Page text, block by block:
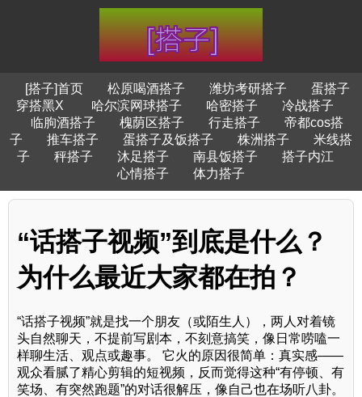
[搭子]首页 松原喝酒搭子 潍坊考研搭子
蛋搭子
穿搭黑X
哈尔滨网球搭子 哈密搭子
冷战搭子
临朐酒搭子
槐荫区搭子 行走搭子
帝都cos搭
子
推车搭子 蛋搭子及饭搭子 株洲搭子
米线搭
子
秤搭子 沐足搭子 南县饭搭子
搭子内江
心情搭子
体力搭子
“话搭子视频”到底是什么？
为什么最近大家都在拍？
“话搭子视频”就是找一个朋友（或陌生人），两人对着镜
头自然聊天，不提前写剧本，不刻意搞笑，像日常唠嗑一
样聊生活、观点或趣事。 它火的原因很简单：真实感——
观众看腻了精心剪辑的短视频，反而觉得这种“有停顿、有
笑场、有突然跑题”的对话很解压，像自己也在场听八卦。